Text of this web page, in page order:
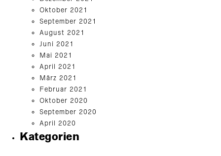
Oktober 2021
September 2021
August 2021
Juni 2021
Mai 2021
April 2021
März 2021
Februar 2021
Oktober 2020
September 2020
April 2020
Kategorien